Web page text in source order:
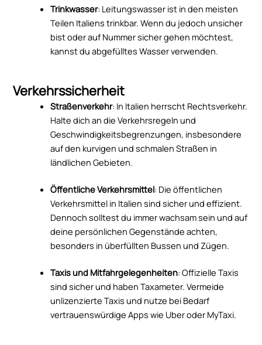
Trinkwasser: Leitungswasser ist in den meisten
Teilen Italiens trinkbar. Wenn du jedoch unsicher
bist oder auf Nummer sicher gehen möchtest,
kannst du abgefülltes Wasser verwenden.
Verkehrssicherheit
Straßenverkehr: In Italien herrscht Rechtsverkehr.
Halte dich an die Verkehrsregeln und
Geschwindigkeitsbegrenzungen, insbesondere
auf den kurvigen und schmalen Straßen in
ländlichen Gebieten.
Öffentliche Verkehrsmittel: Die öffentlichen
Verkehrsmittel in Italien sind sicher und effizient.
Dennoch solltest du immer wachsam sein und auf
deine persönlichen Gegenstände achten,
besonders in überfüllten Bussen und Zügen.
Taxis und Mitfahrgelegenheiten: Offizielle Taxis
sind sicher und haben Taxameter. Vermeide
unlizenzierte Taxis und nutze bei Bedarf
vertrauenswürdige Apps wie Uber oder MyTaxi.